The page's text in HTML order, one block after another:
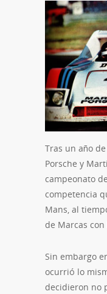
Tras un año
Porsche y
campeonato
competencia
Mans, al
de Marcas con
Sin embargo
ocurrió lo
decidieron no